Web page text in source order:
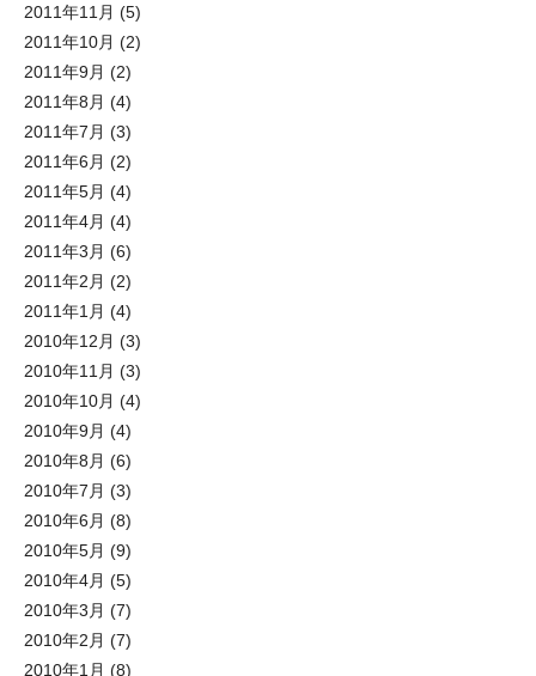
2011年11月 (5)
2011年10月 (2)
2011年9月 (2)
2011年8月 (4)
2011年7月 (3)
2011年6月 (2)
2011年5月 (4)
2011年4月 (4)
2011年3月 (6)
2011年2月 (2)
2011年1月 (4)
2010年12月 (3)
2010年11月 (3)
2010年10月 (4)
2010年9月 (4)
2010年8月 (6)
2010年7月 (3)
2010年6月 (8)
2010年5月 (9)
2010年4月 (5)
2010年3月 (7)
2010年2月 (7)
2010年1月 (8)